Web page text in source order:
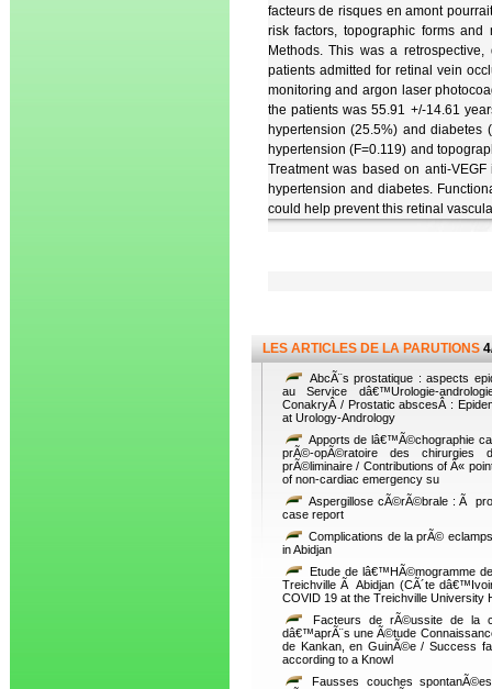
facteurs de risques en amont
risk factors, topographic forms
Methods. This was a
patients admitted for retinal vein
monitoring and argon laser
the patients was 55.91 +/-14.61
hypertension (25.5%) and diabetes
hypertension (F=0.119) and
Treatment was based on anti-
hypertension and diabetes.
could help prevent this retinal
LES ARTICLES DE LA PARUTIONS
AbcÃ¨s prostatique : aspects
au Service dâ€™Urologie-
ConakryÂ / Prostatic abscesÂ :
at Urology-Andrology
Apports de lâ€™Ã©chographie
prÃ©-opÃ©ratoire des chirurgies
prÃ©liminaire / Contributions of Â«
of non-cardiac emergency su
Aspergillose cÃ©rÃ©brale : Ã
case report
Complications de la prÃ©
in Abidjan
Etude de lâ€™HÃ©mogramme
Treichville Ã Abidjan (CÃ´te
COVID 19 at the Treichville University
Facteurs de rÃ©ussite de la
dâ€™aprÃ¨s une Ã©tude
de Kankan, en GuinÃ©e / Success
according to a Knowl
Fausses couches